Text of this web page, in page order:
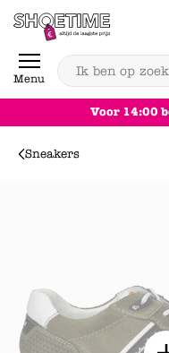
Skip to content
Menu
Sneakers